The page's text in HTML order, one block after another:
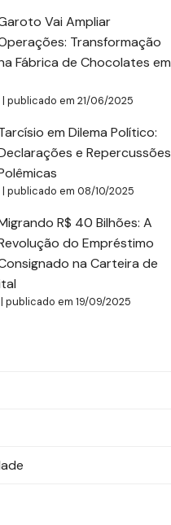
Vai Ampliar
Transformação
Fábrica de Chocolates em
| publicado em 21/06/2025
em Dilema Político:
e Repercussões
| publicado em 08/10/2025
R$ 40 Bilhões: A
do Empréstimo
na Carteira de
| publicado em 19/09/2025